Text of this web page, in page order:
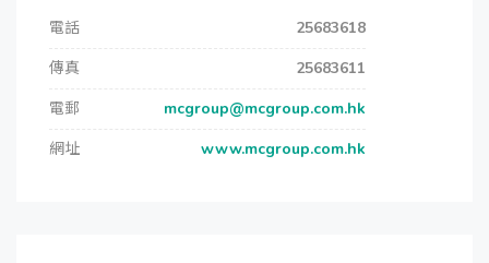
電話
25683618
傳真
25683611
電郵
mcgroup@mcgroup.com.hk
網址
www.mcgroup.com.hk